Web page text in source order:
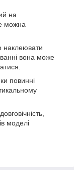
на
можна
наклеювати
вона може
повинні
моделі